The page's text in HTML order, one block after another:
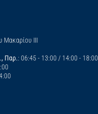
ΙΙΙ
Παρ.: 06:45 - 13:00 / 14:00 - 18:00